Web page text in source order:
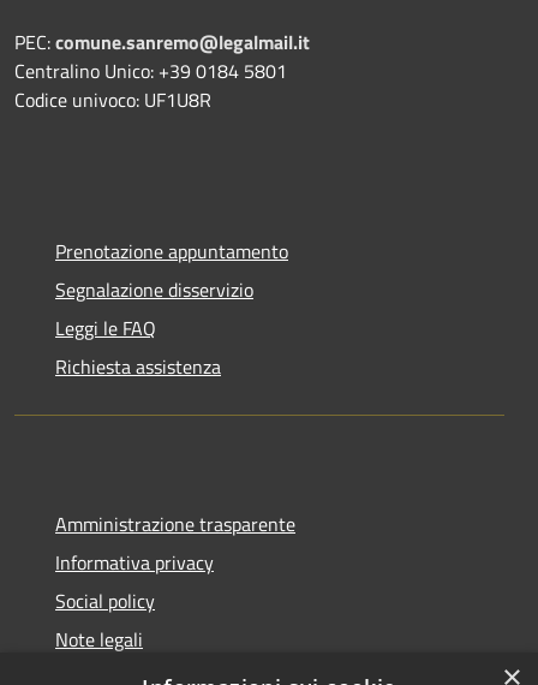
PEC:comune.sanremo@legalmail.it
Centralino Unico: +39 0184 5801
Codice univoco: UF1U8R
Prenotazione appuntamento
Segnalazione disservizio
Leggi le FAQ
Richiesta assistenza
Amministrazione trasparente
Informativa privacy
Social policy
Note legali
Dichiarazione di accessibilità
×